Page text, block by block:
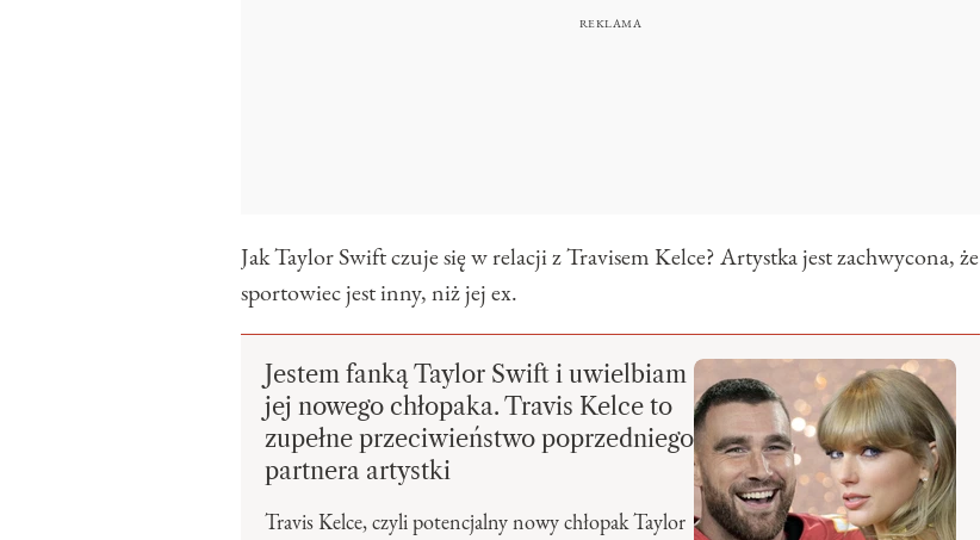
Jak Taylor Swift czuje się w relacji z Travisem Kelce? Artystka jest zachwycona, że
sportowiec jest inny, niż jej ex.
Jestem fanką Taylor Swift i uwielbiam
jej nowego chłopaka. Travis Kelce to
zupełne przeciwieństwo poprzedniego
partnera artystki
Travis Kelce, czyli potencjalny nowy chłopak Taylor